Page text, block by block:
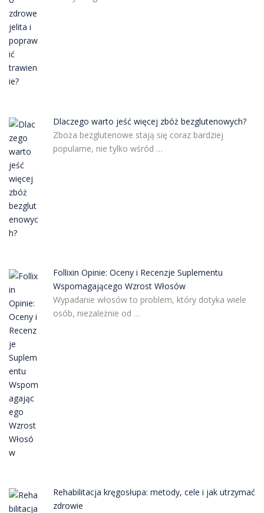
Dlaczego warto jeść więcej zbóż bezglutenowych?
Zboża bezglutenowe stają się coraz bardziej
popularne, nie tylko wśród …
Follixin Opinie: Oceny i Recenzje Suplementu
Wspomagającego Wzrost Włosów
Wypadanie włosów to problem, który dotyka wiele
osób, niezależnie od …
Rehabilitacja kręgosłupa: metody, cele i jak utrzymać
zdrowie